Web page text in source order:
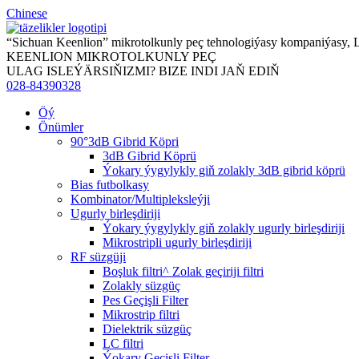
Chinese
“Sichuan Keenlion” mikrotolkunly peç tehnologiýasy kompaniýasy,
KEENLION MIKROTOLKUNLY PEÇ
ULAG ISLEÝÄRSIŇIZMI? BIZE INDI JAŇ EDIŇ
028-84390328
Öý
Önümler
90°3dB Gibrid Köpri
3dB Gibrid Köprü
Ýokary ýygylykly giň zolakly 3dB gibrid köprü
Bias futbolkasy
Kombinator/Multipleksleýji
Ugurly birleşdiriji
Ýokary ýygylykly giň zolakly ugurly birleşdiriji
Mikrostripli ugurly birleşdiriji
RF süzgüji
Boşluk filtri^ Zolak geçiriji filtri
Zolakly süzgüç
Pes Geçişli Filter
Mikrostrip filtri
Dielektrik süzgüç
LC filtri